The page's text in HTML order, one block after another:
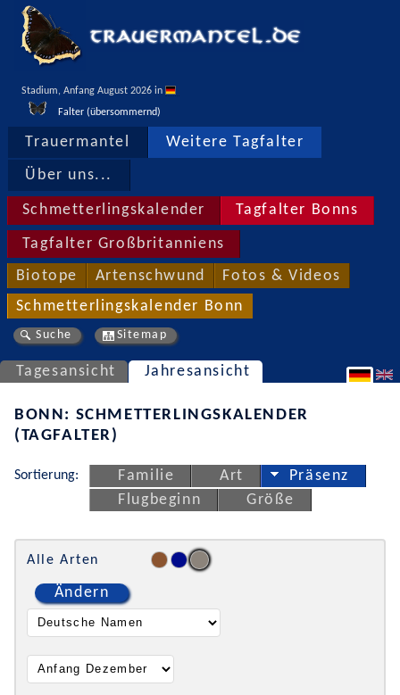
Stadium, Anfang August 2026 in
Falter (übersommernd)
Trauermantel Weitere Tagfalter
Über uns...
Schmetterlingskalender Tagfalter Bonns
Tagfalter Großbritanniens
Biotope Artenschwund Fotos & Videos
Schmetterlingskalender Bonn
Suche Sitemap
Tagesansicht Jahresansicht
BONN: SCHMETTERLINGSKALENDER
(TAGFALTER)
Sortierung: Familie Art
Präsenz
Flugbeginn
Größe
Alle Arten
Ändern